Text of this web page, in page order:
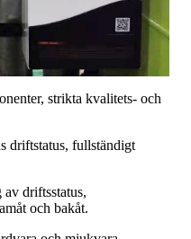
strikta kvalitets- och
driftstatus, fullständigt
driftsstatus,
och bakåt.